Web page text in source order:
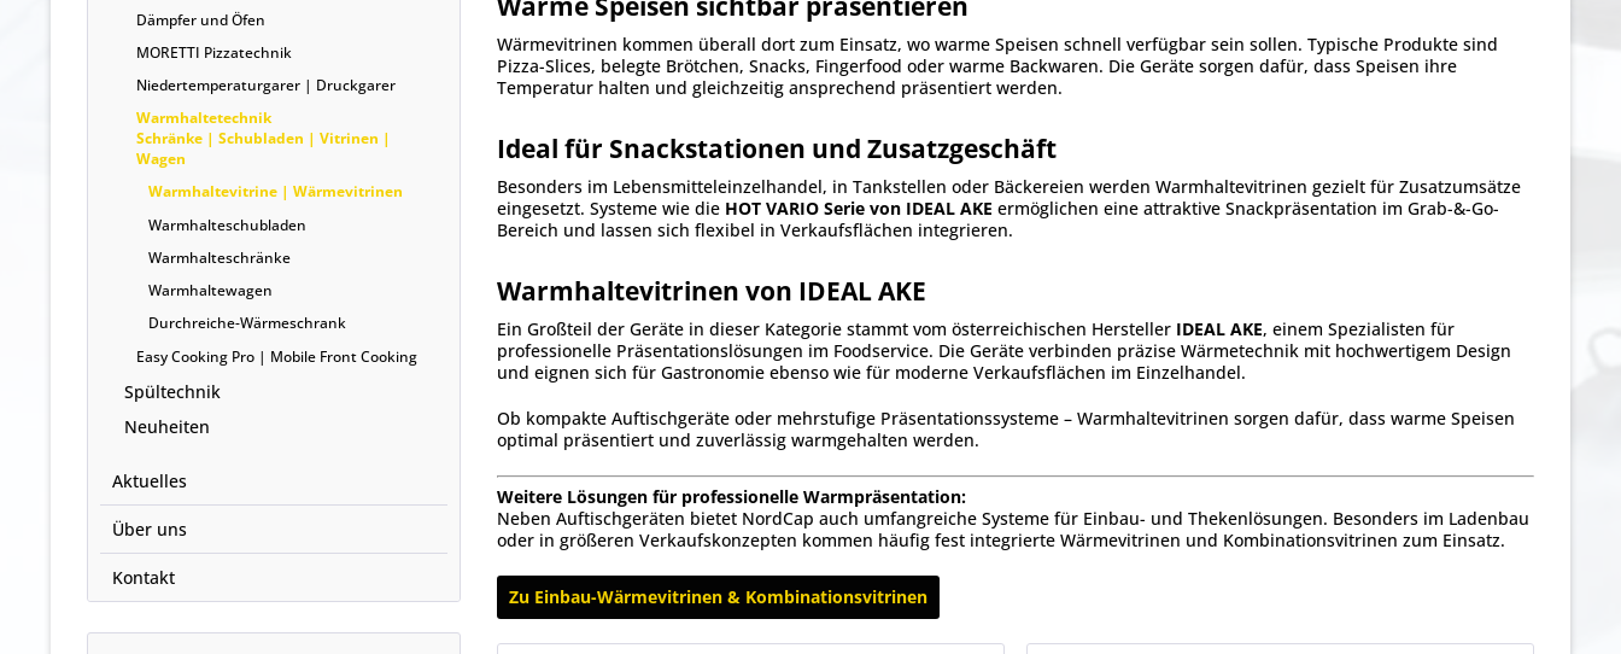
Dämpfer und Öfen
MORETTI Pizzatechnik
Niedertemperaturgarer | Druckgarer
Warmhaltetechnik
Schränke | Schubladen | Vitrinen |
Wagen
Warmhaltevitrine | Wärmevitrinen
Warmhalteschubladen
Warmhalteschränke
Warmhaltewagen
Durchreiche-Wärmeschrank
Easy Cooking Pro | Mobile Front Cooking
Spültechnik
Neuheiten
Aktuelles
Über uns
Kontakt
Wärmevitrinen kommen überall dort zum Einsatz, wo warme Speisen schnell verfügbar sein sollen. Typische Produkte sind
Pizza-Slices, belegte Brötchen, Snacks, Fingerfood oder warme Backwaren. Die Geräte sorgen dafür, dass Speisen ihre
Temperatur halten und gleichzeitig ansprechend präsentiert werden.
Ideal für Snackstationen und Zusatzgeschäft
Besonders im Lebensmitteleinzelhandel, in Tankstellen oder Bäckereien werden Warmhaltevitrinen gezielt für Zusatzumsätze
eingesetzt. Systeme wie die HOT VARIO Serie von IDEAL AKE ermöglichen eine attraktive Snackpräsentation im Grab-&-Go-
Bereich und lassen sich flexibel in Verkaufsflächen integrieren.
Warmhaltevitrinen von IDEAL AKE
Ein Großteil der Geräte in dieser Kategorie stammt vom österreichischen Hersteller IDEAL AKE, einem Spezialisten für
professionelle Präsentationslösungen im Foodservice. Die Geräte verbinden präzise Wärmetechnik mit hochwertigem Design
und eignen sich für Gastronomie ebenso wie für moderne Verkaufsflächen im Einzelhandel.
Ob kompakte Auftischgeräte oder mehrstufige Präsentationssysteme – Warmhaltevitrinen sorgen dafür, dass warme Speisen
optimal präsentiert und zuverlässig warmgehalten werden.
Weitere Lösungen für professionelle Warmpräsentation:
Neben Auftischgeräten bietet NordCap auch umfangreiche Systeme für Einbau- und Thekenlösungen. Besonders im Ladenbau
oder in größeren Verkaufskonzepten kommen häufig fest integrierte Wärmevitrinen und Kombinationsvitrinen zum Einsatz.
Zu Einbau-Wärmevitrinen & Kombinationsvitrinen